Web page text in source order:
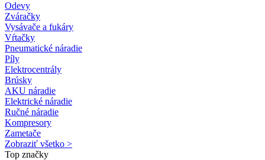
Odevy
Zváračky
Vysávače a fukáry
Vŕtačky
Pneumatické náradie
Píly
Elektrocentrály
Brúsky
AKU náradie
Elektrické náradie
Ručné náradie
Kompresory
Zametače
Zobraziť všetko >
Top značky